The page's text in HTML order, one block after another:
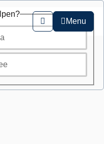
Zoeken
Menu